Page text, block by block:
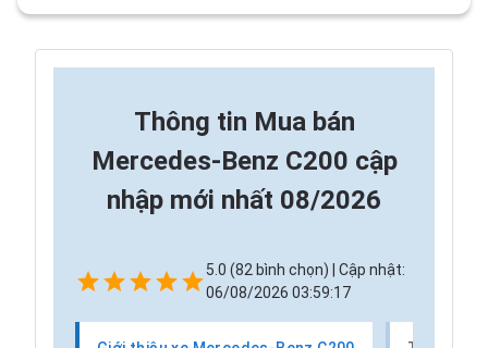
Thông tin Mua bán
Mercedes-Benz C200 cập
nhập mới nhất 08/2026
5.0 (82 bình chọn) | Cập nhật:
06/08/2026 03:59:17